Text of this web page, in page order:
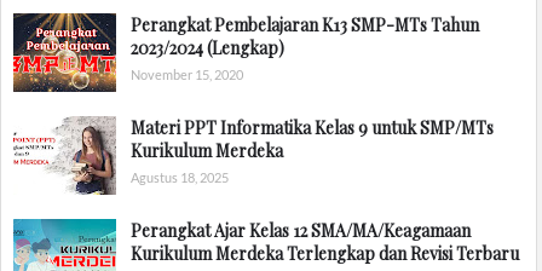
Perangkat Pembelajaran K13 SMP-MTs Tahun
2023/2024 (Lengkap)
November 15, 2020
Materi PPT Informatika Kelas 9 untuk SMP/MTs
Kurikulum Merdeka
Agustus 18, 2025
Perangkat Ajar Kelas 12 SMA/MA/Keagamaan
Kurikulum Merdeka Terlengkap dan Revisi Terbaru